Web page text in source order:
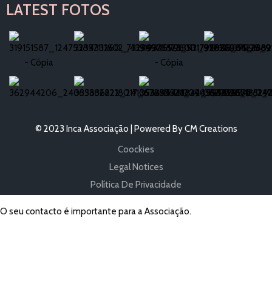
LATEST FOTOS
© 2023 Inca Associação | Powered By CM Creations
Coockies
Legal Notices
Política De Privacidade
O seu contacto é importante para a Associação.